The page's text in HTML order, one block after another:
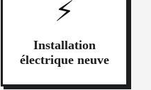
⚡
Installation
électrique neuve